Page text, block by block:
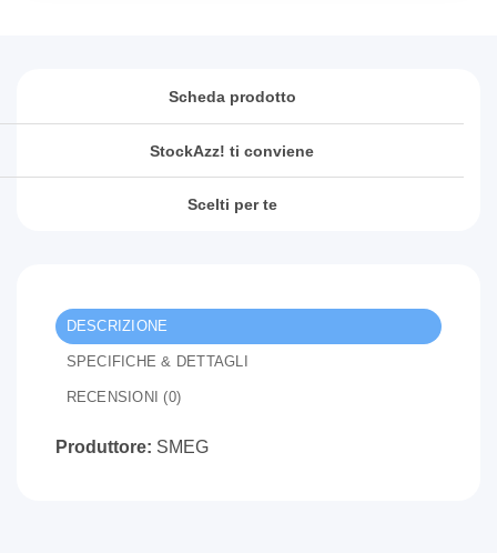
Scheda prodotto
StockAzz! ti conviene
Scelti per te
DESCRIZIONE
SPECIFICHE & DETTAGLI
RECENSIONI (0)
Produttore: SMEG